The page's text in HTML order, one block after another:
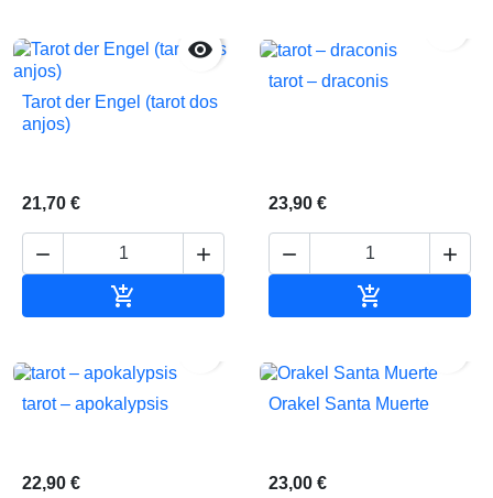

Tarot der Engel (tarot dos
anjos)
21,70 €
 

tarot – draconis
23,90 €
 

tarot – apokalypsis
22,90 €
Orakel Santa Muerte
23,00 €